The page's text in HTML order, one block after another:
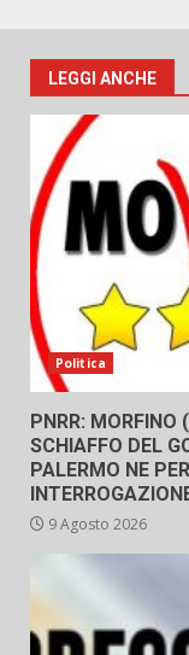
LEGGI ANCHE
Politica
PNRR: MORFINO
SCHIAFFO DEL
PALERMO NE
9 Agosto 2026